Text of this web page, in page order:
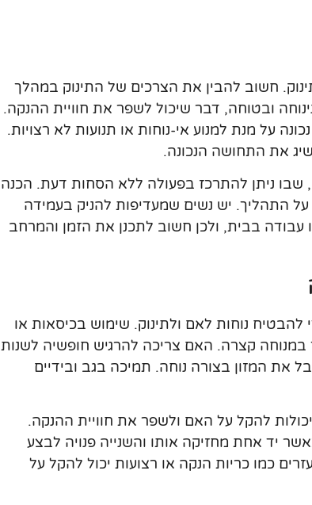
חשוב להבין את הצרכים של התינוק במהלך
ובטוחה, דבר שיכול לשפר את חוויית ההנקה.
על מנת למנוע אי-נוחות או תנועות לא רצויות.
את התחושה הנכונה.
שבו ניתן להתרכז בפעולה ללא הסחות דעת. הכנה
התהליך. יש נשים שמעדיפות להניק בעמידה
עבודה בבית, ולכן חשוב לתכנן את הזמן והמרחב
נוחות לאם ולתינוק. שימוש בכיסאות או
במנוחה קצרה. האם צריכה להרגיש חופשיה לשנות
את המזון בצורה נוחה. תמיכה בגב ובידיים
להקל על האם ולשפר את חוויית ההנקה.
יד אחת מחזיקה אותו והשנייה פנויה לבצע
כמו כריות הנקה או רצועות יכול להקל על